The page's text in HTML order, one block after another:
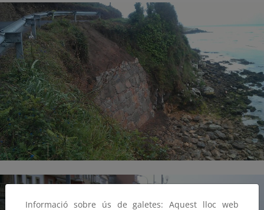
Informació sobre ús de galetes: Aquest lloc web